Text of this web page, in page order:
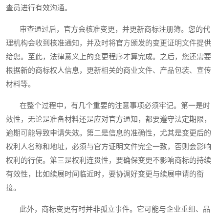
查员进行有效沟通。
审查通过后，官方会核准变更，并更新商标注册簿。您的代
理机构会收到核准通知，并及时将官方颁发的变更证明文件提供
给您。至此，法律意义上的变更程序才算完成。之后，您还需要
根据新的商标权人信息，更新相关的商业文件、产品包装、宣传
材料等。
在整个过程中，有几个重要的注意事项必须牢记。第一是时
效性，无论是准备材料还是应对官方通知，都要遵守法定期限，
逾期可能导致申请失效。第二是信息的准确性，尤其是变更后的
权利人名称和地址，必须与官方证明文件完全一致，否则会影响
权利的行使。第三是权利连贯性，要确保变更不影响商标的持续
有效性，比如续展时间临近时，要协调好变更与续展申请的衔
接。
此外，商标变更有时并非孤立事件。它可能与企业重组、品